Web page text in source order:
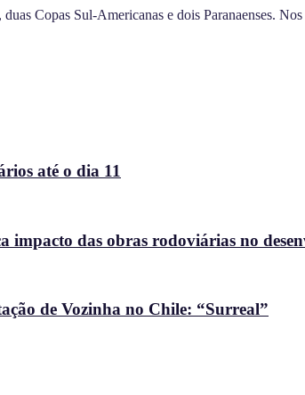
Copas Sul-Americanas e dois Paranaenses.
até o dia 11
das obras rodoviárias no
de Vozinha no Chile: “Surreal”